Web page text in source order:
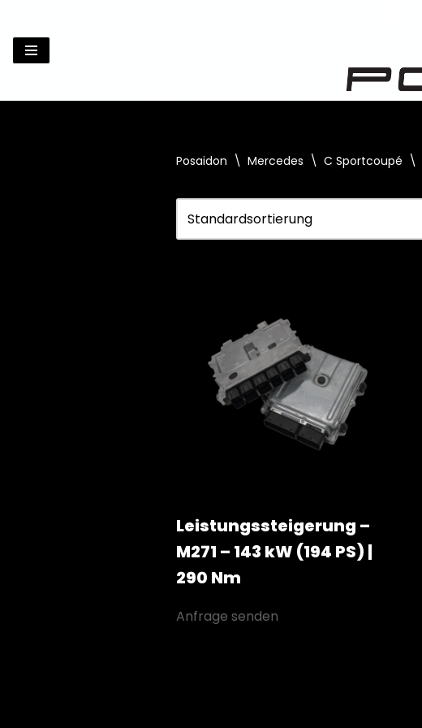
Zum
Inhalt
Posaidon \ Mercedes \ C Sportcoupé \
Leistungssteigerung –
M271 – 143 kW (194 PS) |
290 Nm
Anfrage senden